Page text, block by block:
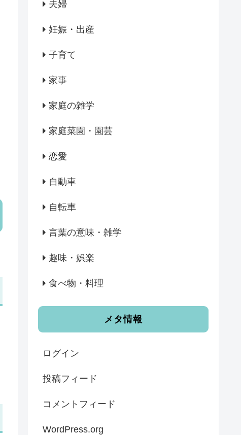
夫婦
妊娠・出産
子育て
家事
家庭の雑学
家庭菜園・園芸
恋愛
自動車
自転車
言葉の意味・雑学
趣味・娯楽
食べ物・料理
メタ情報
ログイン
投稿フィード
コメントフィード
WordPress.org